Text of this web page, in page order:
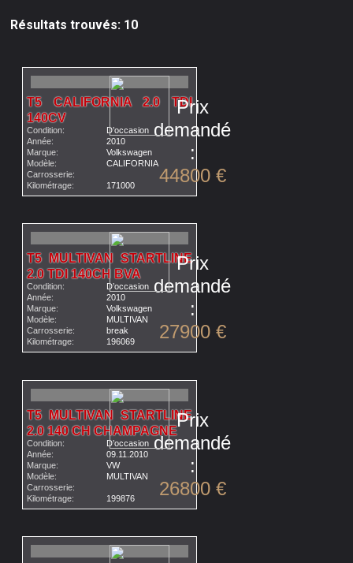
Résultats trouvés: 10
T5 CALIFORNIA 2.0 TDI
140CV
Condition:
D’occasion
Année:
2010
Marque:
Volkswagen
Modèle:
CALIFORNIA
Carrosserie:
Kilométrage:
171000
Prix
demandé
:
44800 €
T5 MULTIVAN STARTLINE
2.0 TDI 140CH BVA
Condition:
D’occasion
Année:
2010
Marque:
Volkswagen
Modèle:
MULTIVAN
Carrosserie:
break
Kilométrage:
196069
Prix
demandé
:
27900 €
T5 MULTIVAN STARTLINE
2.0 140 CH CHAMPAGNE
Condition:
D’occasion
Année:
09.11.2010
Marque:
VW
Modèle:
MULTIVAN
Carrosserie:
Kilométrage:
199876
Prix
demandé
:
26800 €